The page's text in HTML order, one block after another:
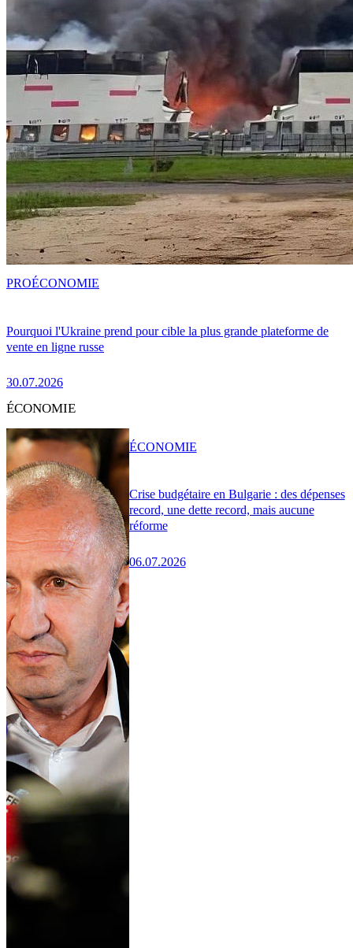
Pourquoi l'Ukraine prend pour cible la plus grande plateforme de
vente en ligne russe
30.07.2026
PROÉCONOMIE
ÉCONOMIE
Crise budgétaire en Bulgarie : des dépenses
record, une dette record, mais aucune
réforme
06.07.2026
ÉCONOMIE